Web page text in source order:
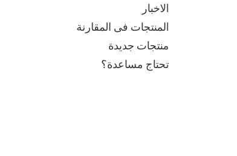
الاخبار
المنتجات فى المقارنة
منتجات جديدة
تحتاج مساعدة؟